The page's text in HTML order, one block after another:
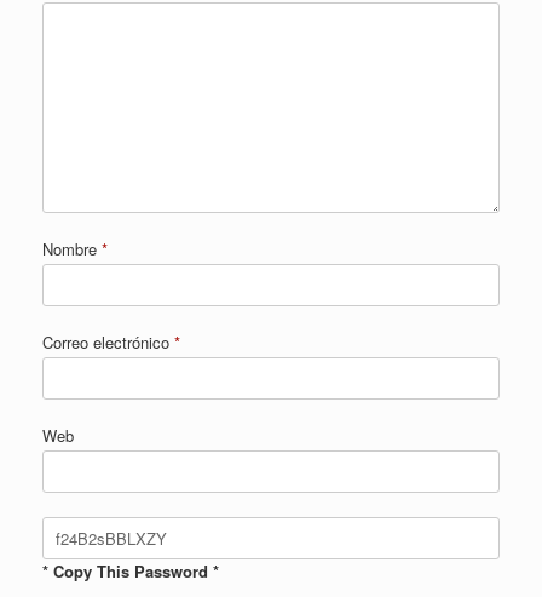
Nombre *
Correo electrónico *
Web
* Copy This Password *